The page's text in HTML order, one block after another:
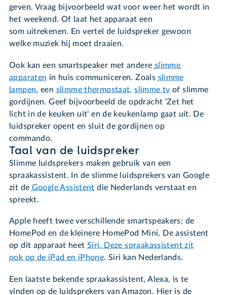
geven. Vraag bijvoorbeeld wat voor weer het wordt in
het weekend. Of laat het apparaat een
som uitrekenen. En vertel de luidspreker gewoon
welke muziek hij moet draaien.
Ook kan een smartspeaker met andere slimme
apparaten in huis communiceren. Zoals slimme
lampen, een slimme thermostaat,slimme tv of slimme
gordijnen. Geef bijvoorbeeld de opdracht 'Zet het
licht in de keuken uit' en de keukenlamp gaat uit. De
luidspreker opent en sluit de gordijnen op
commando.
Taal van de luidspreker
Slimme luidsprekers maken gebruik van een
spraakassistent. In de slimme luidsprekers van Google
zit de Google Assistent die Nederlands verstaat en
spreekt.
Apple heeft twee verschillende smartspeakers; de
HomePod en de kleinere HomePod Mini. De assistent
op dit apparaat heetSiri. Deze spraakassistent zit
ook op de iPad en iPhone. Siri kan Nederlands.
Een laatste bekende spraakassistent, Alexa, is te
vinden op de luidsprekers van Amazon. Hier is de